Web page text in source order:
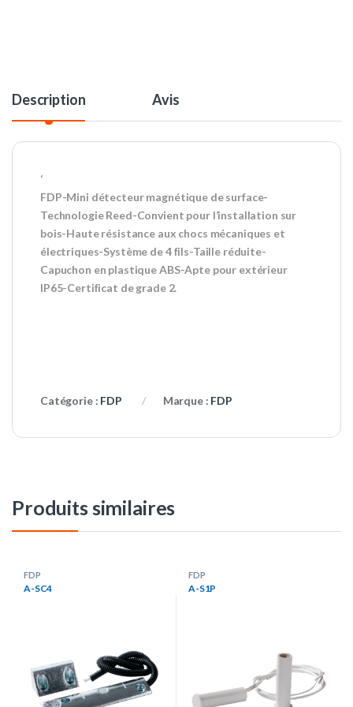
Description Avis
‘
FDP-Mini détecteur magnétique de surface-
Technologie Reed-Convient pour l’installation sur
bois-Haute résistance aux chocs mécaniques et
électriques-Système de 4 fils-Taille réduite-
Capuchon en plastique ABS-Apte pour extérieur
IP65-Certificat de grade 2.
Catégorie : FDP Marque : FDP
Produits similaires
FDP
A-SC4
FDP
A-S1P